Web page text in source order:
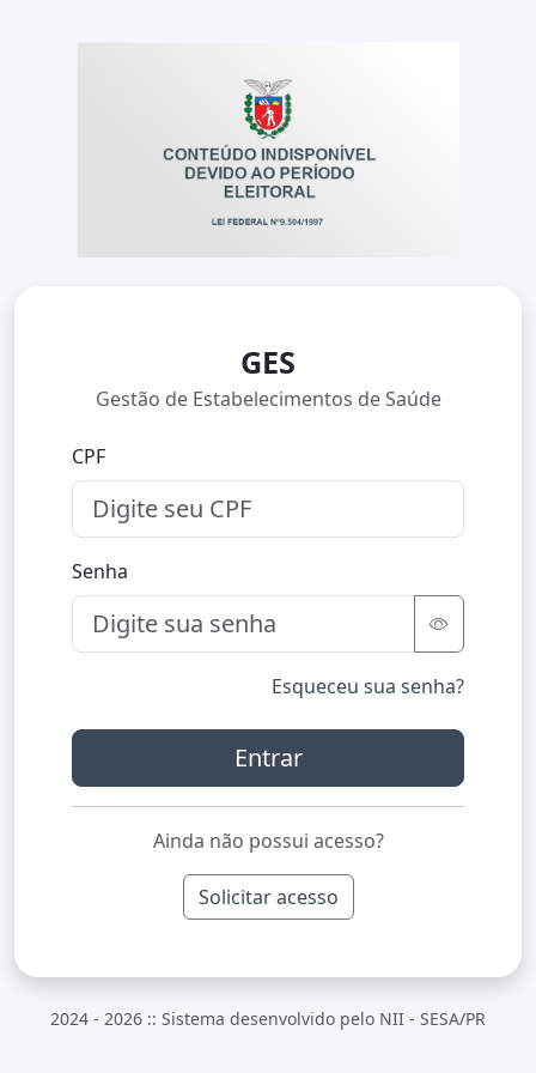
GES
Gestão de Estabelecimentos de Saúde
CPF
Senha
Esqueceu sua senha?
Entrar
Ainda não possui acesso?
Solicitar acesso
2024 - 2026 :: Sistema desenvolvido pelo NII - SESA/PR